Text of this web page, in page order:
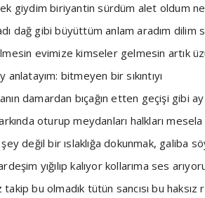
giydim biriyantin sürdüm alet oldum
dağ gibi büyüttüm anlam aradım
evimize kimseler gelmesin artık
anlatayım: bitmeyen bir sıkıntıyı
damardan bıçağın etten geçişi gibi
oturup meydanları halkları mesela
değil bir ıslaklığa dokunmak, galiba
yığılıp kalıyor kollarıma ses
takip bu olmadık tütün sancısı bu